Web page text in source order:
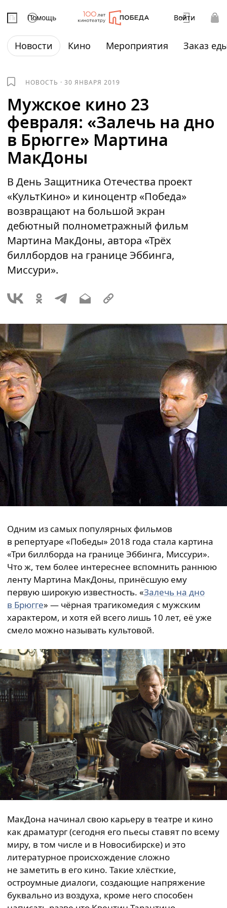
Помощь Войти
Новости Кино Мероприятия Заказ
НОВОСТЬ ·30 ЯНВАРЯ 2019
Мужское кино 23
февраля: «Залечь на дно
в Брюгге» Мартина
МакДоны
В День Защитника Отечества проект
«КультКино» и киноцентр «Победа»
возвращают на большой экран
дебютный полнометражный фильм
Мартина МакДоны, автора «Трёх
биллбордов на границе Эббинга,
Миссури».
Одним из самых популярных фильмов
в репертуаре «Победы» 2018 года стала картина
«Три биллборда на границе Эббинга, Миссури».
Что ж, тем более интереснее вспомнить раннюю
ленту Мартина МакДоны, принёсшую ему
первую широкую известность. «Залечь на дно
в Брюгге» — чёрная трагикомедия с мужским
характером, и хотя ей всего лишь 10 лет, её уже
смело можно называть культовой.
МакДона начинал свою карьеру в театре и кино
как драматург (сегодня его пьесы ставят по всему
миру, в том числе и в Новосибирске) и это
литературное происхождение сложно
не заметить в его кино. Такие хлёсткие,
остроумные диалоги, создающие напряжение
буквально из воздуха, кроме него способен